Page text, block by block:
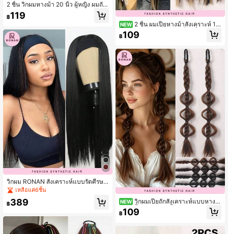
2 ชิ้น วิกผมหางม้า 20 นิ้ว ผู้หญิง ผมถักเ
ปีย ย้อมสีธรรมชาติ ผมถักเปีย ผูกรวบ ผ
มถักเปียลูกโป่ง 1 ผมถักเปียโคมไฟหาง
฿119
วิกผม RONAN สังเคราะห์แบบรัดศีรษะ
สีดำธรรมชาติ 1B ยาวตรงธรรมชาติ สำ
หรับใส่ประจำวันปาร์ตี้คอสเพลย์ใยควา
มร้อนทนทานการระบายอากาศเป็นธรร
เหลือแค่6ชิ้น
฿389
NEW 2 ชิ้น ผมเปียหางม้าสังเคราะห์ 18
นิ้ว, ผมเปียหางม้าคู่แบบบ็อกซิ่ง, ผมเปีย
เดรดล็อก, อุปกรณ์เสริมผม, ผมเปียปลอ
฿109
NEW วิกผมเปียถักสังเคราะห์แบบหางม้
าคู่ 2 ชิ้น ขนาด 18 นิ้ว สำหรับผู้หญิง ใส่
ได้ทุกวัน
฿109